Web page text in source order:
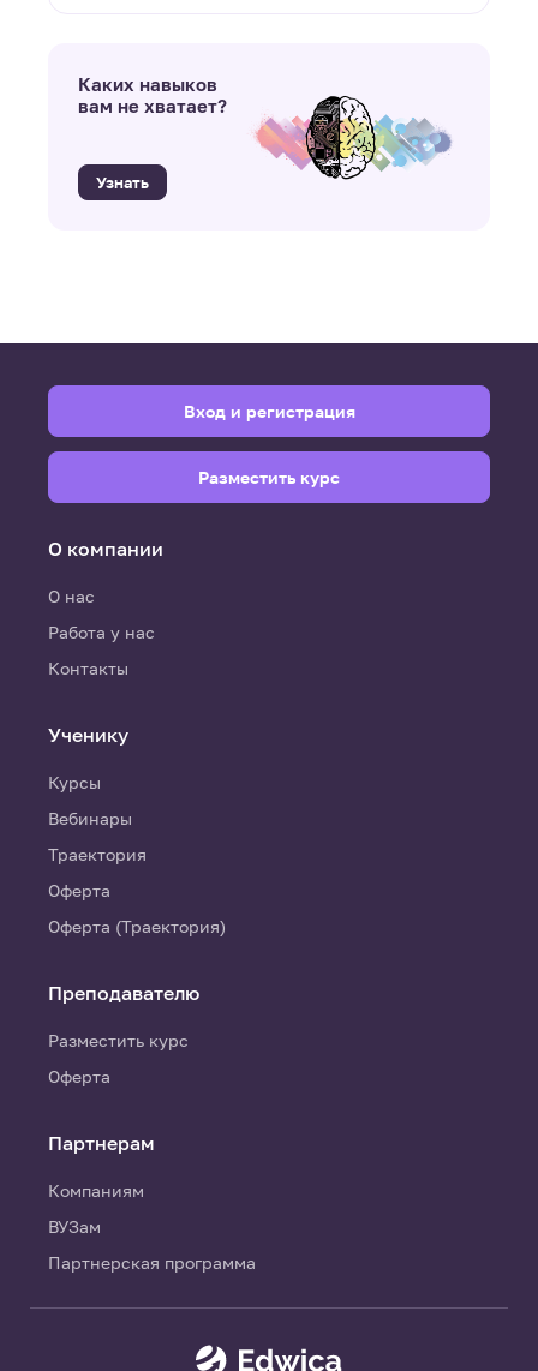
Каких навыков
вам не хватает?
Узнать
О компании
О нас
Работа у нас
Контакты
Ученику
Курсы
Вебинары
Траектория
Оферта
Оферта (Траектория)
Преподавателю
Разместить курс
Оферта
Партнерам
Компаниям
ВУЗам
Партнерская программа
Вход и регистрация
Разместить курс